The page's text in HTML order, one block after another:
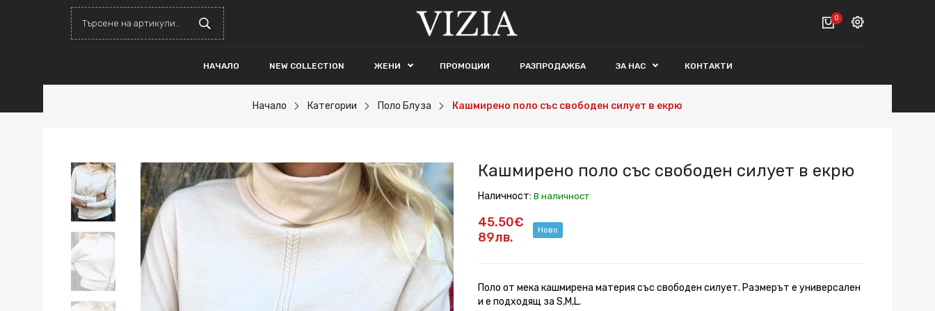
0
ВАШАТА КОЛИЧКА Е ПРАЗНА.
Общо :
НАЧАЛО NEW COLLECTION ЖЕНИ ПРОМОЦИИ РАЗПРОДАЖБА ЗА НАС КОНТАКТИ
Начало Категории Поло Блуза Кашмирено поло със свободен силует в екрю
Кашмирено поло със свободен силует в екрю
Наличност: В наличност
45.50€
89лв.
Ново
Поло от мека кашмирена материя със свободен силует. Размерът е универсален
и е подходящ за S,M,L.